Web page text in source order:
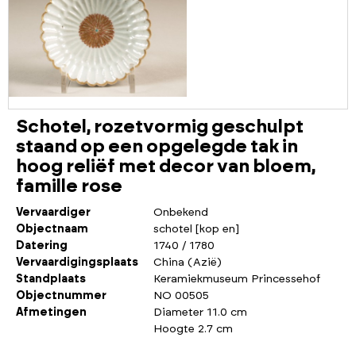
Schotel, rozetvormig geschulpt
staand op een opgelegde tak in
hoog reliëf met decor van bloem,
famille rose
Vervaardiger
Onbekend
Objectnaam
schotel [kop en]
Datering
1740 / 1780
Vervaardigingsplaats
China (Azië)
Standplaats
Keramiekmuseum Princessehof
Objectnummer
NO 00505
Afmetingen
Diameter 11.0 cm
Hoogte 2.7 cm